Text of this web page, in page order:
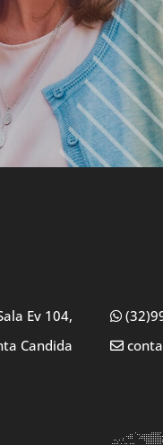
Ev 104,
Candida